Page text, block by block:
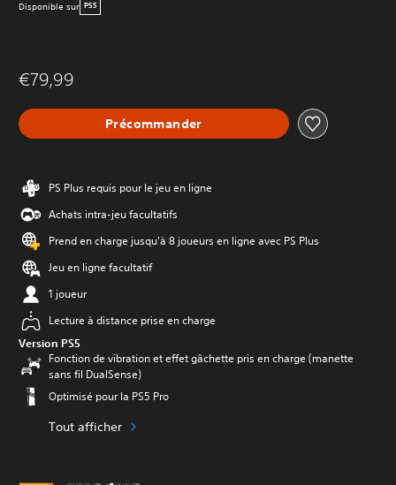
Disponible sur PS5
€79,99
Précommander
PS Plus requis pour le jeu en ligne
Achats intra-jeu facultatifs
Prend en charge jusqu'à 8 joueurs en ligne avec PS Plus
Jeu en ligne facultatif
1 joueur
Lecture à distance prise en charge
Version PS5
Fonction de vibration et effet gâchette pris en charge (manette
sans fil DualSense)
Optimisé pour la PS5 Pro
Tout afficher